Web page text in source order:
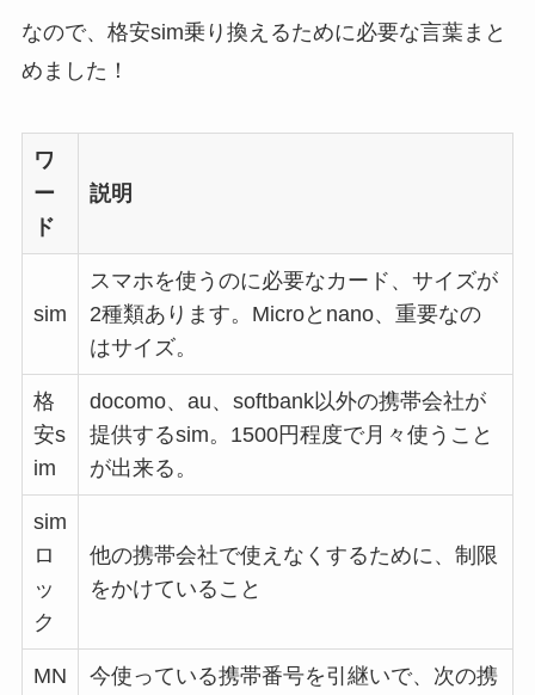
なので、格安sim乗り換えるために必要な言葉まと
めました！
ワ
ー
ド
説明
sim
スマホを使うのに必要なカード、サイズが
2種類あります。Microとnano、重要なの
はサイズ。
格
安s
im
docomo、au、softbank以外の携帯会社が
提供するsim。1500円程度で月々使うこと
が出来る。
sim
ロ
ッ
ク
他の携帯会社で使えなくするために、制限
をかけていること
MN
今使っている携帯番号を引継いで、次の携